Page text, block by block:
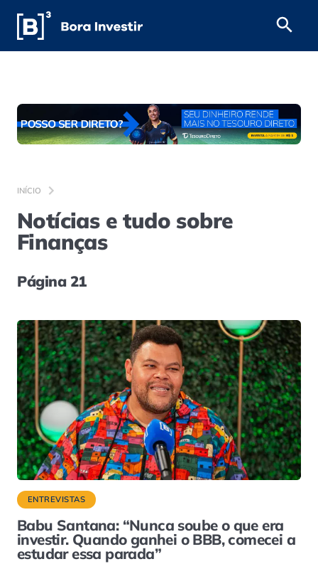
INÍCIO
Notícias e tudo sobre
Finanças
Página 21
ENTREVISTAS
Babu Santana: “Nunca soube o que era
investir. Quando ganhei o BBB, comecei a
estudar essa parada”